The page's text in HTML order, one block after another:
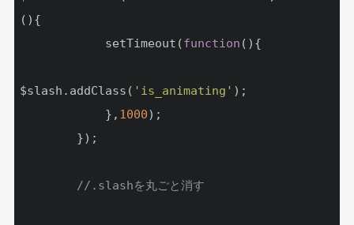
( ) {
            setTimeout(
function ( ) {
$slash.addClass( 'is_animating' );
            },
1000);
//.slashを丸ごと消す